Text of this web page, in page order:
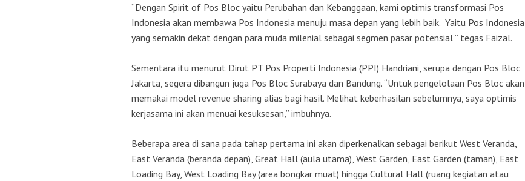
“Dengan Spirit of Pos Bloc yaitu Perubahan dan Kebanggaan, kami optimis transformasi Pos
Indonesia akan membawa Pos Indonesia menuju masa depan yang lebih baik. Yaitu Pos Indonesia
yang semakin dekat dengan para muda milenial sebagai segmen pasar potensial ” tegas Faizal.
Sementara itu menurut Dirut PT Pos Properti Indonesia (PPI) Handriani, serupa dengan Pos Bloc
Jakarta, segera dibangun juga Pos Bloc Surabaya dan Bandung. “Untuk pengelolaan Pos Bloc akan
memakai model revenue sharing alias bagi hasil. Melihat keberhasilan sebelumnya, saya optimis
kerjasama ini akan menuai kesuksesan,” imbuhnya.
Beberapa area di sana pada tahap pertama ini akan diperkenalkan sebagai berikut West Veranda,
East Veranda (beranda depan), Great Hall (aula utama), West Garden, East Garden (taman), East
Loading Bay, West Loading Bay (area bongkar muat) hingga Cultural Hall (ruang kegiatan atau